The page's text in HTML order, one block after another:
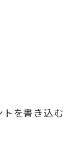
トを書き込む